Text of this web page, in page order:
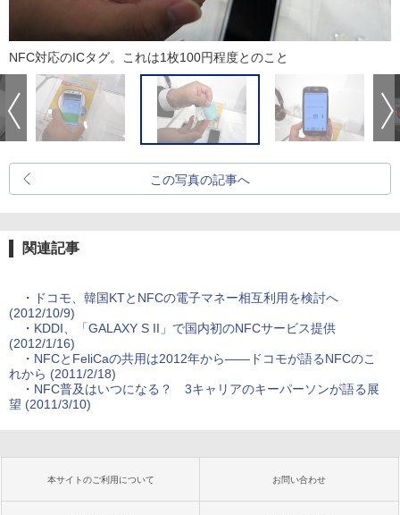
NFC対応のICタグ。これは1枚100円程度とのこと
この写真の記事へ
関連記事
・
ドコモ、韓国KTとNFCの電子マネー相互利用を検討へ
(2012/10/9)
・ KDDI、「GALAXY S II」で国内初のNFCサービス提供
(2012/1/16)
・ NFCとFeliCaの共用は2012年から――ドコモが語るNFCのこ
れから (2011/2/18)
・ NFC普及はいつになる？ 3キャリアのキーパーソンが語る展
望 (2011/3/10)
本サイトのご利用について お問い合わせ